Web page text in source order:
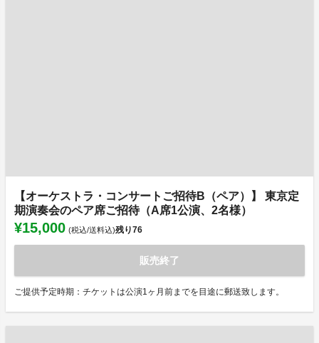
【オーケストラ・コンサートご招待B（ペア）】 東京定
期演奏会のペア席ご招待（A席1公演、2名様）
¥15,000 (税込/送料込)残り76
販売終了
ご提供予定時期：チケットは公演1ヶ月前までを目途に郵送致します。